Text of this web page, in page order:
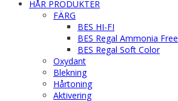
HÅR PRODUKTER
FÄRG
BES HI-FI
BES Regal Ammonia Free
BES Regal Soft Color
Oxydant
Blekning
Hårtoning
Aktivering